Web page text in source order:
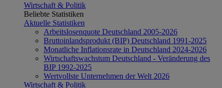
Wirtschaft & Politik
Beliebte Statistiken
Aktuelle Statistiken
Arbeitslosenquote Deutschland 2005-2026
Bruttoinlandsprodukt (BIP) Deutschland 1991-2025
Monatliche Inflationsrate in Deutschland 2024-2026
Wirtschaftswachstum Deutschland - Veränderung des
BIP 1992-2025
Wertvollste Unternehmen der Welt 2026
Wirtschaft & Politik